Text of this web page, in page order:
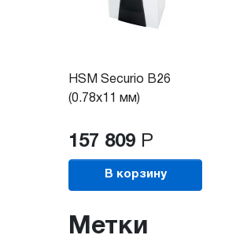
HSM Securio B26
(0.78x11 мм)
157 809 Р
В корзину
Метки